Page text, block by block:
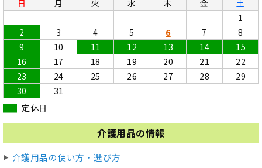
日 月 火 水 木 金
土
1
2
3 4 5 6 7
8
9
10 11 12 13 14
15
16
17 18 19 20 21
22
23
24 25 26 27 28
29
30
31
定休日
介護用品の情報
介護用品の使い方・選び方